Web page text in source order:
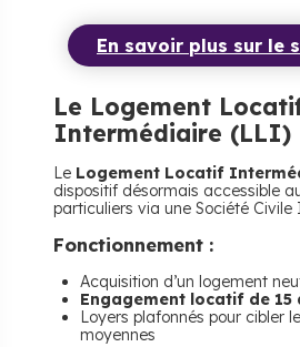
En savoir plus sur le
Le Logement
Intermédiaire (LLI)
Le Logement Locatif
dispositif désormais accessible
particuliers via une Société Civile
Fonctionnement :
Acquisition d’un logement
Engagement locatif de 15
Loyers plafonnés pour cibler
moyennes